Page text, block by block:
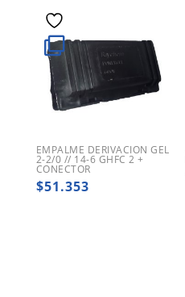
EMPALME DERIVACION GEL
2-2/0 // 14-6 GHFC 2 +
CONECTOR
$51.353